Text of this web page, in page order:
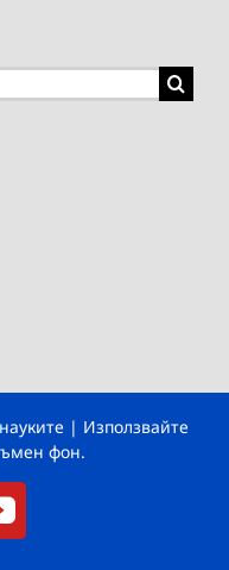
| Използвайте
фон.